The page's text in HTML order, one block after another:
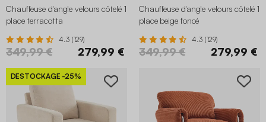
Chauffeuse d'angle velours côtelé 1
place terracotta
4.3 (129)
349,99 € 279,99 €
Chauffeuse d'angle velours côtelé 1
place beige foncé
4.3 (129)
349,99 € 279,99 €
DESTOCKAGE -25%